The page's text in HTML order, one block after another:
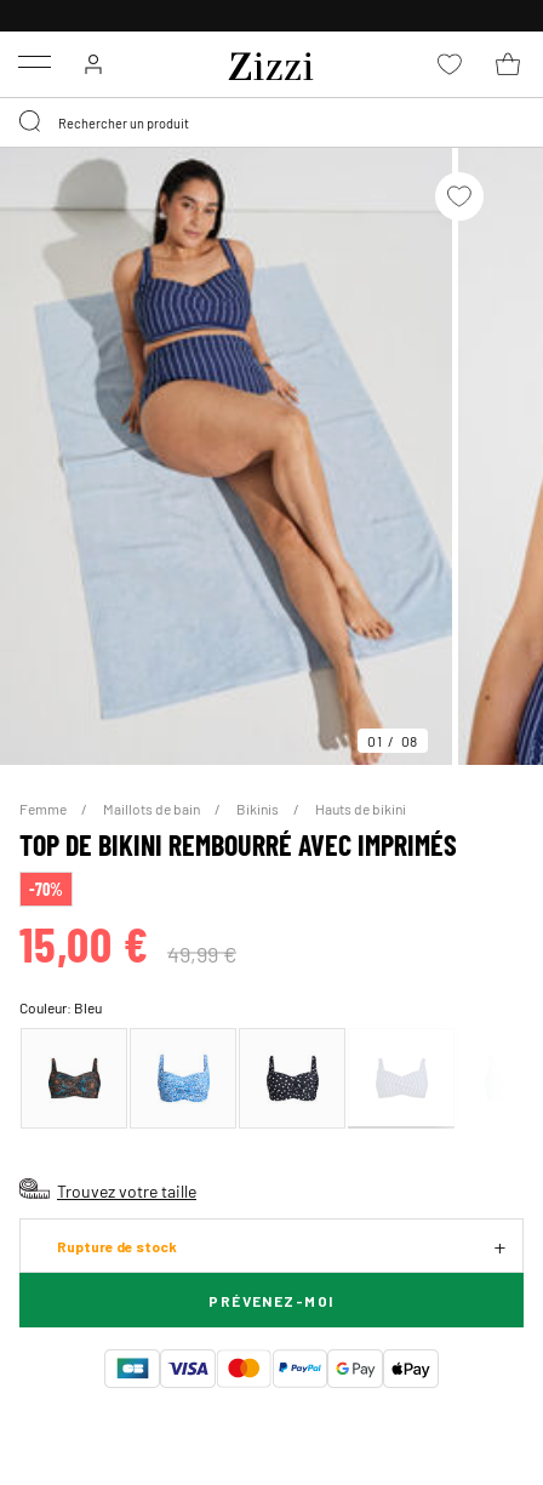
Menu
01 08
Femme Maillots de bain Bikinis Hauts de bikini
TOP DE BIKINI REMBOURRÉ AVEC IMPRIMÉS
-70%
15,00 € 49,99 €
Couleur: Bleu
Trouvez votre taille
Rupture de stock
PRÉVENEZ-MOI